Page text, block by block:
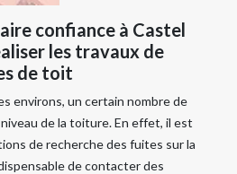
confiance à Castel
les travaux de
de toit
environs, un certain nombre de
de la toiture. En effet, il est
de recherche des fuites sur la
de contacter des